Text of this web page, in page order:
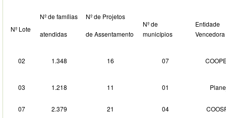
Nº Lote
Nº de famílias
atendidas
Nº de Projetos
de Assentamento
Nº de
municípios
Entidade
Vencedora
02 1.348 16 07
03 1.218 11 01
07 2.379 21 04